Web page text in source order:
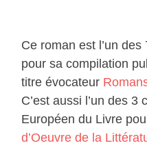
Ce roman est l’un
pour sa compilation
titre évocateur
C’est aussi l’un des
Européen du Livre
d’Oeuvre de la